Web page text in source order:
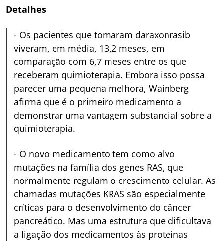
Detalhes
- Os pacientes que tomaram daraxonrasib
viveram, em média, 13,2 meses, em
comparação com 6,7 meses entre os que
receberam quimioterapia. Embora isso possa
parecer uma pequena melhora, Wainberg
afirma que é o primeiro medicamento a
demonstrar uma vantagem substancial sobre a
quimioterapia.
- O novo medicamento tem como alvo
mutações na família dos genes RAS, que
normalmente regulam o crescimento celular. As
chamadas mutações KRAS são especialmente
críticas para o desenvolvimento do câncer
pancreático. Mas uma estrutura que dificultava
a ligação dos medicamentos às proteínas